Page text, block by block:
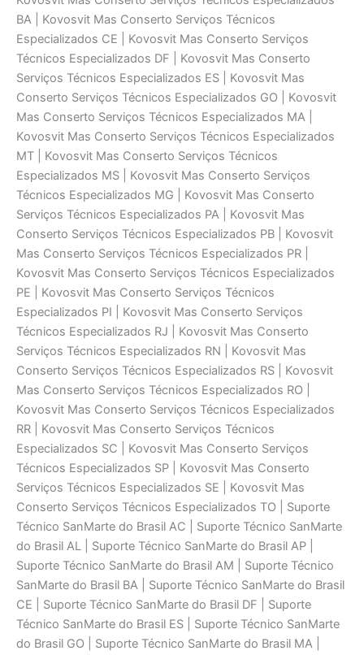
BA | Kovosvit Mas Conserto Serviços Técnicos
Especializados CE | Kovosvit Mas Conserto Serviços
Técnicos Especializados DF | Kovosvit Mas Conserto
Serviços Técnicos Especializados ES | Kovosvit Mas
Conserto Serviços Técnicos Especializados GO | Kovosvit
Mas Conserto Serviços Técnicos Especializados MA |
Kovosvit Mas Conserto Serviços Técnicos Especializados
MT | Kovosvit Mas Conserto Serviços Técnicos
Especializados MS | Kovosvit Mas Conserto Serviços
Técnicos Especializados MG | Kovosvit Mas Conserto
Serviços Técnicos Especializados PA | Kovosvit Mas
Conserto Serviços Técnicos Especializados PB | Kovosvit
Mas Conserto Serviços Técnicos Especializados PR |
Kovosvit Mas Conserto Serviços Técnicos Especializados
PE | Kovosvit Mas Conserto Serviços Técnicos
Especializados PI | Kovosvit Mas Conserto Serviços
Técnicos Especializados RJ | Kovosvit Mas Conserto
Serviços Técnicos Especializados RN | Kovosvit Mas
Conserto Serviços Técnicos Especializados RS | Kovosvit
Mas Conserto Serviços Técnicos Especializados RO |
Kovosvit Mas Conserto Serviços Técnicos Especializados
RR | Kovosvit Mas Conserto Serviços Técnicos
Especializados SC | Kovosvit Mas Conserto Serviços
Técnicos Especializados SP | Kovosvit Mas Conserto
Serviços Técnicos Especializados SE | Kovosvit Mas
Conserto Serviços Técnicos Especializados TO | Suporte
Técnico SanMarte do Brasil AC | Suporte Técnico SanMarte
do Brasil AL | Suporte Técnico SanMarte do Brasil AP |
Suporte Técnico SanMarte do Brasil AM | Suporte Técnico
SanMarte do Brasil BA | Suporte Técnico SanMarte do Brasil
CE | Suporte Técnico SanMarte do Brasil DF | Suporte
Técnico SanMarte do Brasil ES | Suporte Técnico SanMarte
do Brasil GO | Suporte Técnico SanMarte do Brasil MA |